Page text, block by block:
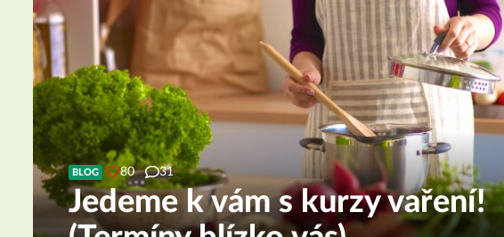
BLOG 80 31
Jedeme k vám s kurzy vaření!